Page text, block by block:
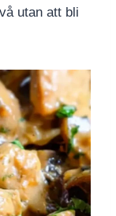
utan att bli